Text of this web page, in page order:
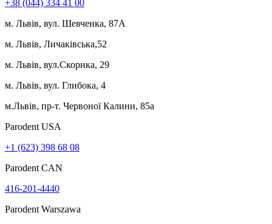
+38 (044) 334 41 00
м. Львів, вул. Шевченка, 87А
м. Львів, Личаківська,52
м. Львів, вул.Скорика, 29
м. Львів, вул. Глибока, 4
м.Львів, пр-т. Червоної Калини, 85а
Parodent USА
+1 (623) 398 68 08
Parodent CAN
416-201-4440
Parodent Warszawa